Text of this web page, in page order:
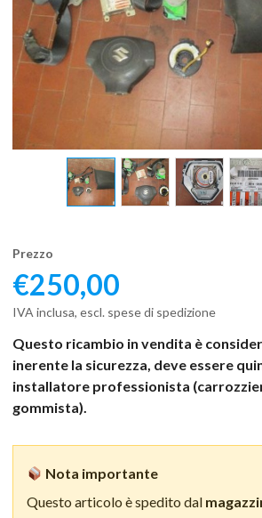
Prezzo
€250,00
IVA inclusa, escl. spese di spedizione
Questo ricambio in vendita è
inerente la sicurezza, deve essere
installatore professionista
gommista).
Nota importante
Questo articolo è spedito dal